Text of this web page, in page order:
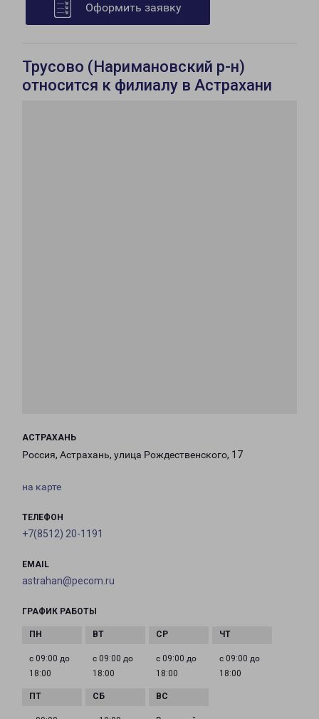
Оформить заявку
Трусово (Наримановский р-н)
относится к филиалу в Астрахани
АСТРАХАНЬ
Россия, Астрахань, улица Рождественского, 17
на карте
ТЕЛЕФОН
+7(8512) 20-1191
EMAIL
astrahan@pecom.ru
ГРАФИК РАБОТЫ
с 09:00 до
18:00
с 09:00 до
18:00
с 09:00 до
18:00
с 09:00 до
18:00